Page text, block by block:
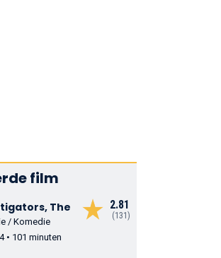
film
2.81
(131)
The
/ Komedie
• 101 minuten